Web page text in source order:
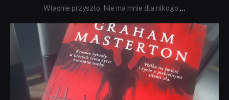
Właśnie przyszło. Nie ma mnie dla nikogo ...
dobryhorror
Sie 23